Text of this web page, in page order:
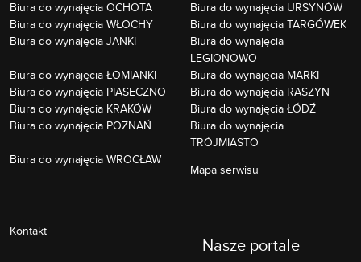
Biura do wynajęcia OCHOTA
Biura do wynajęcia URSYNÓW
Biura do wynajęcia WŁOCHY
Biura do wynajęcia TARGÓWEK
Biura do wynajęcia JANKI
Biura do wynajęcia
LEGIONOWO
Biura do wynajęcia ŁOMIANKI
Biura do wynajęcia MARKI
Biura do wynajęcia PIASECZNO
Biura do wynajęcia RASZYN
Biura do wynajęcia KRAKÓW
Biura do wynajęcia ŁÓDŹ
Biura do wynajęcia POZNAŃ
Biura do wynajęcia
TRÓJMIASTO
Biura do wynajęcia WROCŁAW
Mapa serwisu
Kontakt
Nasze portale